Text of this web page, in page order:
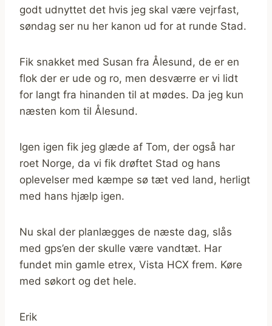
godt udnyttet det hvis jeg skal være vejrfast,
søndag ser nu her kanon ud for at runde Stad.
Fik snakket med Susan fra Ålesund, de er en
flok der er ude og ro, men desværre er vi lidt
for langt fra hinanden til at mødes. Da jeg kun
næsten kom til Ålesund.
Igen igen fik jeg glæde af Tom, der også har
roet Norge, da vi fik drøftet Stad og hans
oplevelser med kæmpe sø tæt ved land, herligt
med hans hjælp igen.
Nu skal der planlægges de næste dag, slås
med gps’en der skulle være vandtæt. Har
fundet min gamle etrex, Vista HCX frem. Køre
med søkort og det hele.
Erik